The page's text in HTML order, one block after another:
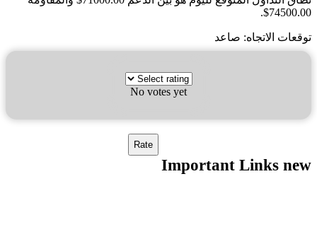
الاتجاه: صاعد
No votes yet
Important Links